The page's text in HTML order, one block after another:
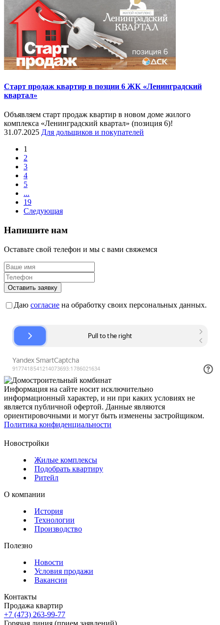
Старт продаж квартир в позции 6 ЖК «Ленинградский
квартал»
Объявляем старт продаж квартир в новом доме жилого
комплекса «Ленинградский квартал» (позиция 6)!
31.07.2025 Для дольщиков и покупателей
1
2
3
4
5
...
19
Следующая
Напишите нам
Оставьте свой телефон и мы с вами свяжемся
Оставить заявку
Даю согласие на обработку своих персональных данных.
Информация на сайте носит исключительно
информационный характер, и ни при каких условиях не
является публичной офертой. Данные являются
ориентировочными и могут быть изменены застройщиком.
Политика конфиденциальности
Новостройки
Жилые комплексы
Подобрать квартиру
Ритейл
О компании
История
Технологии
Производство
Полезно
Новости
Условия продажи
Вакансии
Контакты
Продажа квартир
+7 (473) 263-99-77
Горячая линия (прием заявлений)